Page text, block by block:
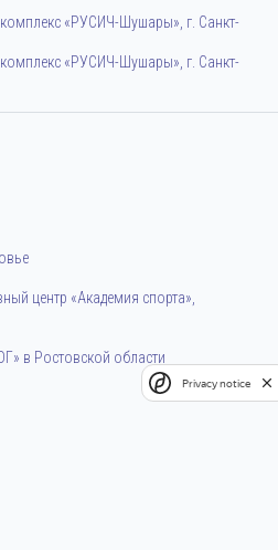
центр «Академия спорта»,
в Ростовской области
Privacy notice